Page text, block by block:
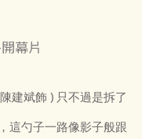
幕片
建斌飾 ) 只不過是拆了
這勺子一路像影子般跟